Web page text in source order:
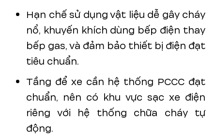
Hạn chế sử dụng vật liệu dễ gây cháy
nổ, khuyến khích dùng bếp điện thay
bếp gas, và đảm bảo thiết bị điện đạt
tiêu chuẩn.
Tầng để xe cần hệ thống PCCC đạt
chuẩn, nên có khu vực sạc xe điện
riêng với hệ thống chữa cháy tự
động.